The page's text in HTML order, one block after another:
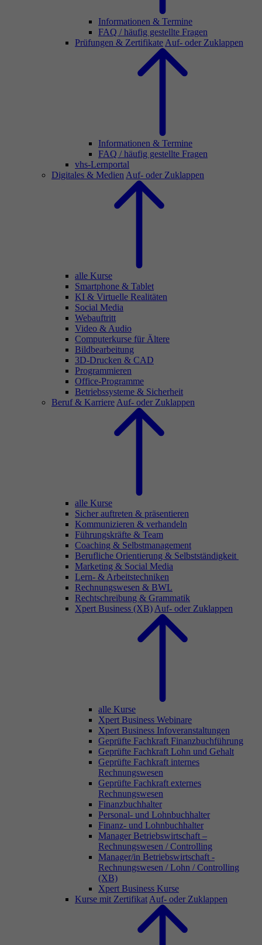
Informationen & Termine
FAQ / häufig gestellte Fragen
Prüfungen & Zertifikate Auf- oder Zuklappen
Informationen & Termine
FAQ / häufig gestellte Fragen
vhs-Lernportal
Digitales & Medien Auf- oder Zuklappen
alle Kurse
Smartphone & Tablet
KI & Virtuelle Realitäten
Social Media
Webauftritt
Video & Audio
Computerkurse für Ältere
Bildbearbeitung
3D-Drucken & CAD
Programmieren
Office-Programme
Betriebssysteme & Sicherheit
Beruf & Karriere Auf- oder Zuklappen
alle Kurse
Sicher auftreten & präsentieren
Kommunizieren & verhandeln
Führungskräfte & Team
Coaching & Selbstmanagement
Berufliche Orientierung & Selbstständigkeit
Marketing & Social Media
Lern- & Arbeitstechniken
Rechnungswesen & BWL
Rechtschreibung & Grammatik
Xpert Business (XB) Auf- oder Zuklappen
alle Kurse
Xpert Business Webinare
Xpert Business Infoveranstaltungen
Geprüfte Fachkraft Finanzbuchführung
Geprüfte Fachkraft Lohn und Gehalt
Geprüfte Fachkraft internes
Rechnungswesen
Geprüfte Fachkraft externes
Rechnungswesen
Finanzbuchhalter
Personal- und Lohnbuchhalter
Finanz- und Lohnbuchhalter
Manager Betriebswirtschaft –
Rechnungswesen / Controlling
Manager/in Betriebswirtschaft -
Rechnungswesen / Lohn / Controlling
(XB)
Xpert Business Kurse
Kurse mit Zertifikat Auf- oder Zuklappen